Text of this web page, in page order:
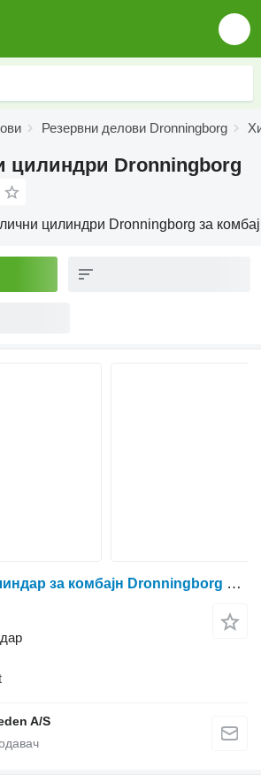
Резервни делови Dronningborg
цилиндри Dronningborg
цилиндри Dronningborg за
Хидрауличен цилиндар за комбајн Dronningborg D1900
A/S